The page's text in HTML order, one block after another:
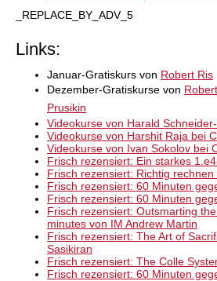
_REPLACE_BY_ADV_5
Links:
Januar-Gratiskurs von Robert Ris
Dezember-Gratiskurse von
Prusikin
Videokurse von Harald
Videokurse von Harshit Raja bei
Videokurse von Ivan Sokolov bei
Frisch rezensiert: Ein starkes
Frisch rezensiert: Richtig
Frisch rezensiert: 60 Minuten
Frisch rezensiert: 60 Minuten
Frisch rezensiert: Outsmarting
minutes von IM Andrew Martin
Frisch rezensiert: The Art of
Sasikiran
Frisch rezensiert: The Colle
Frisch rezensiert: 60 Minuten